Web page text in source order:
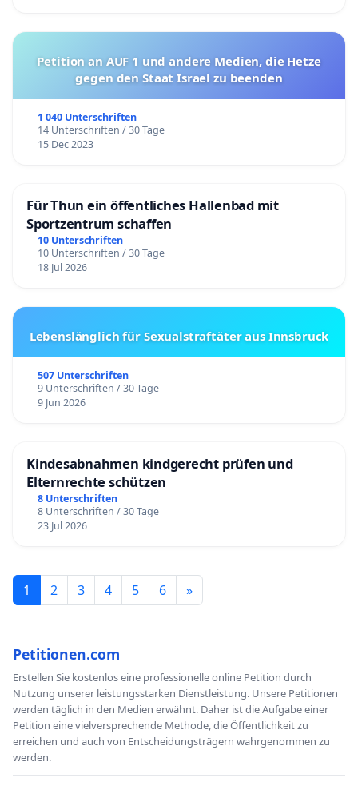
Petition an AUF 1 und andere Medien, die Hetze
gegen den Staat Israel zu beenden
1 040 Unterschriften
14 Unterschriften / 30 Tage
15 Dec 2023
Für Thun ein öffentliches Hallenbad mit
Sportzentrum schaffen
10 Unterschriften
10 Unterschriften / 30 Tage
18 Jul 2026
Lebenslänglich für Sexualstraftäter aus Innsbruck
507 Unterschriften
9 Unterschriften / 30 Tage
9 Jun 2026
Kindesabnahmen kindgerecht prüfen und
Elternrechte schützen
8 Unterschriften
8 Unterschriften / 30 Tage
23 Jul 2026
1 2 3 4 5 6 »
Petitionen.com
Erstellen Sie kostenlos eine professionelle online Petition durch
Nutzung unserer leistungsstarken Dienstleistung. Unsere Petitionen
werden täglich in den Medien erwähnt. Daher ist die Aufgabe einer
Petition eine vielversprechende Methode, die Öffentlichkeit zu
erreichen und auch von Entscheidungsträgern wahrgenommen zu
werden.